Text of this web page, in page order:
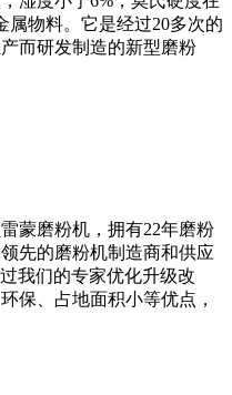
属物料。它是经过20多次的
而研发制造的新型磨粉
蒙磨粉机，拥有22年磨粉
先的磨粉机制造商和供应
我们的专家优化升级改
保、占地面积小等优点，